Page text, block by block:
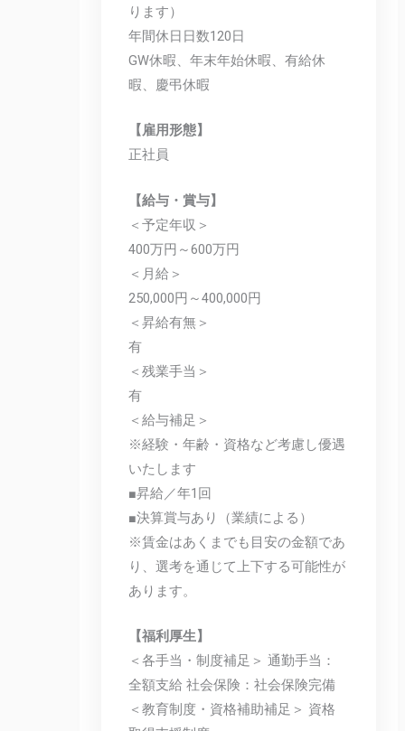
ります）
年間休日日数120日
GW休暇、年末年始休暇、有給休
暇、慶弔休暇
【雇用形態】
正社員
【給与・賞与】
＜予定年収＞
400万円～600万円
＜月給＞
250,000円～400,000円
＜昇給有無＞
有
＜残業手当＞
有
＜給与補足＞
※経験・年齢・資格など考慮し優遇
いたします
■昇給／年1回
■決算賞与あり（業績による）
※賃金はあくまでも目安の金額であ
り、選考を通じて上下する可能性が
あります。
【福利厚生】
＜各手当・制度補足＞ 通勤手当：
全額支給 社会保険：社会保険完備
＜教育制度・資格補助補足＞ 資格